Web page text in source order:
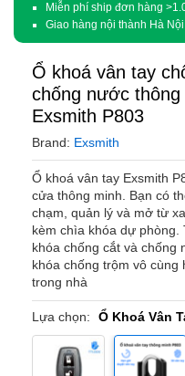
Miễn phí ship đơn hàng
Giao hàng nội thành Hà
Ổ khoá vân tay
chống nước
Exsmith P803
Brand: Exsmith
Ổ khoá vân tay Exsmith
cửa thông minh. Bạn có
chạm, quản lý và mở từ
kèm chìa khóa dự phòng.
khóa chống cắt và chống
khóa chống trộm vô
trong nhà
Lựa chọn: Ổ Khoá Vân